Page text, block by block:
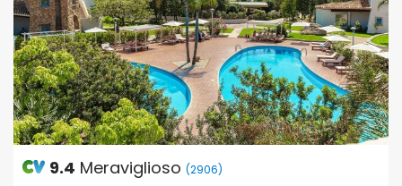
9.4 Meraviglioso (2906)